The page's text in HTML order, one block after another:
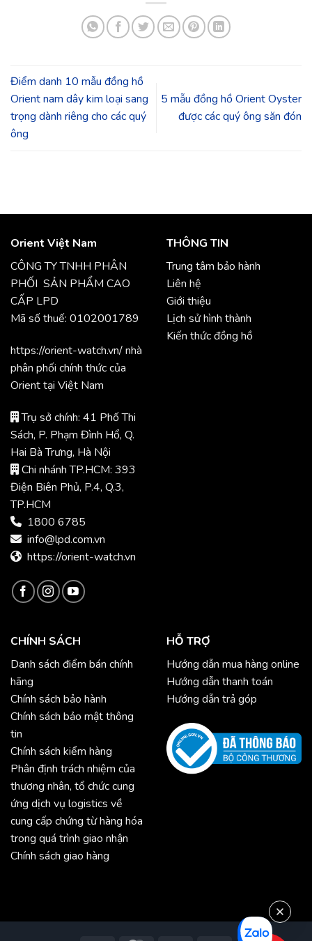
Điểm danh 10 mẫu đồng hồ
Orient nam dây kim loại sang
trọng dành riêng cho các quý
ông
5 mẫu đồng hồ Orient Oyster
được các quý ông săn đón
Orient Việt Nam
CÔNG TY TNHH PHÂN
PHỐI SẢN PHẨM CAO
CẤP LPD
Mã số thuế: 0102001789
https://orient-watch.vn/ nhà
phân phối chính thức của
Orient tại Việt Nam
Trụ sở chính: 41 Phố Thi
Sách, P. Phạm Đình Hổ, Q.
Hai Bà Trưng, Hà Nội
Chi nhánh TP.HCM: 393
Điện Biên Phủ, P.4, Q.3,
TP.HCM
1800 6785
info@lpd.com.vn
https://orient-watch.vn
THÔNG TIN
Trung tâm bảo hành
Liên hệ
Giới thiệu
Lịch sử hình thành
Kiến thức đồng hồ
CHÍNH SÁCH
Danh sách điểm bán chính
hãng
Chính sách bảo hành
Chính sách bảo mật thông
tin
Chính sách kiểm hàng
Phân định trách nhiệm của
thương nhân, tổ chức cung
ứng dịch vụ logistics về
cung cấp chứng từ hàng hóa
trong quá trình giao nhận
Chính sách giao hàng
HỖ TRỢ
Hướng dẫn mua hàng online
Hướng dẫn thanh toán
Hướng dẫn trả góp